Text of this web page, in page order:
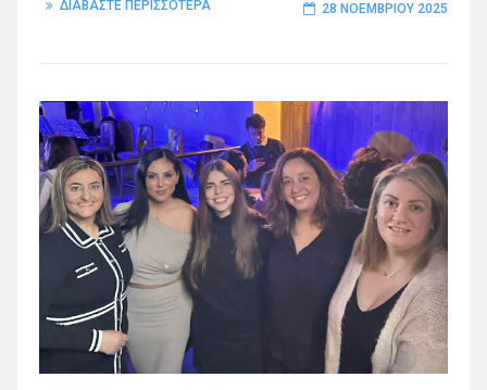
ΔΙΑΒΑΣΤΕ ΠΕΡΙΣΣΟΤΕΡΑ 28 ΝΟΕΜΒΡΊΟΥ 2025